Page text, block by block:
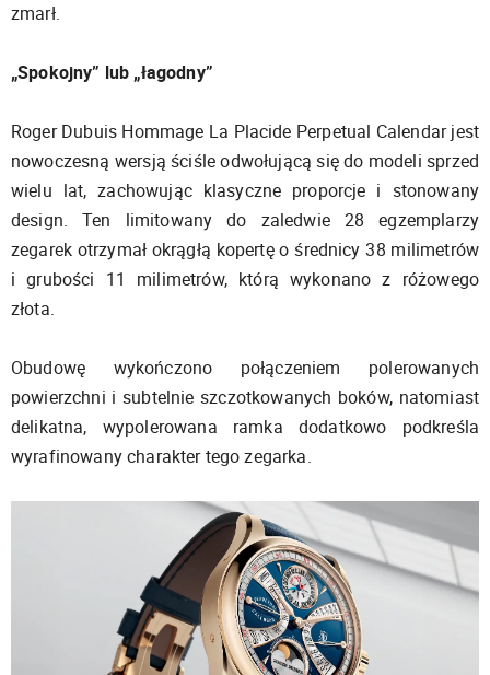
zmarł.
„Spokojny” lub „łagodny”
Roger Dubuis Hommage La Placide Perpetual Calendar jest
nowoczesną wersją ściśle odwołującą się do modeli sprzed
wielu lat, zachowując klasyczne proporcje i stonowany
design. Ten limitowany do zaledwie 28 egzemplarzy
zegarek otrzymał okrągłą kopertę o średnicy 38 milimetrów
i grubości 11 milimetrów, którą wykonano z różowego
złota.
Obudowę wykończono połączeniem polerowanych
powierzchni i subtelnie szczotkowanych boków, natomiast
delikatna, wypolerowana ramka dodatkowo podkreśla
wyrafinowany charakter tego zegarka.